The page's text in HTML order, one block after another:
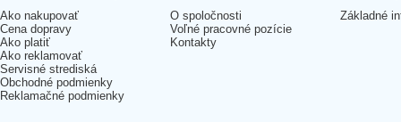
Ako nakupovať
Cena dopravy
Ako platiť
Ako reklamovať
Servisné strediská
Obchodné podmienky
Reklamačné podmienky
O spoločnosti
Voľné pracovné pozície
Kontakty
Základné